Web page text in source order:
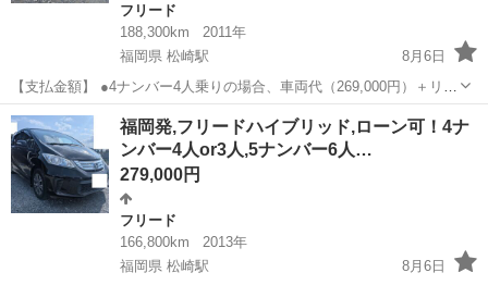
フリード
188,300km
2011年
福岡県 松崎駅
8月6日
【支払金額】 ●4ナンバー4人乗りの場合、車両代（269,000円）＋リサ
イクル預託金（12,190円）＋自動車税（10,400円）＋構造変更費
（20,000円）＝合計（311,590円） ●4ナンバー3人乗り...
福岡 小郡市 松崎駅 フリード 車両
福岡発,フリードハイブリッド,ローン可！4ナ
ンバー4人or3人,5ナンバー6人…
279,000円
フリード
166,800km
2013年
福岡県 松崎駅
8月6日